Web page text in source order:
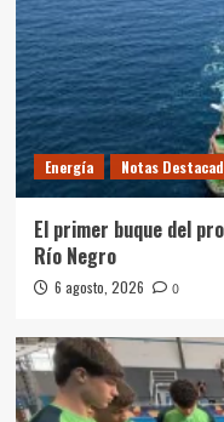
Energía Notas
El primer buque del
Río Negro
6 agosto, 2026 0